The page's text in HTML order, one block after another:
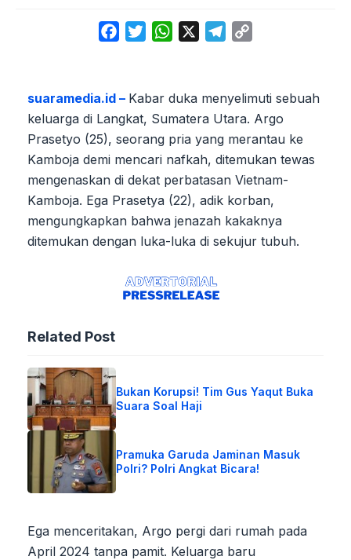
FacebookTwitterWhatsApp Telegram
suaramedia.id – Kabar duka menyelimuti sebuah
keluarga di Langkat, Sumatera Utara. Argo
Prasetyo (25), seorang pria yang merantau ke
Kamboja demi mencari nafkah, ditemukan tewas
mengenaskan di dekat perbatasan Vietnam-
Kamboja. Ega Prasetya (22), adik korban,
mengungkapkan bahwa jenazah kakaknya
ditemukan dengan luka-luka di sekujur tubuh.
Related Post
Bukan Korupsi! Tim Gus Yaqut Buka
Suara Soal Haji
Pramuka Garuda Jaminan Masuk
Polri? Polri Angkat Bicara!
Ega menceritakan, Argo pergi dari rumah pada
April 2024 tanpa pamit. Keluarga baru